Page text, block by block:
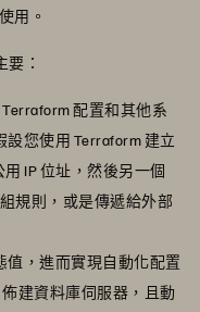
用。
：
配置和其他系
您使用 Terraform 建立
IP 位址，然後另一個
規則，或是傳遞給外部
，進而實現自動化配置
建資料庫伺服器，且動